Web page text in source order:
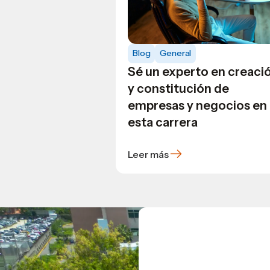
Blog General
Sé un experto en
y constitución de
empresas y negocios en
esta carrera
Leer más